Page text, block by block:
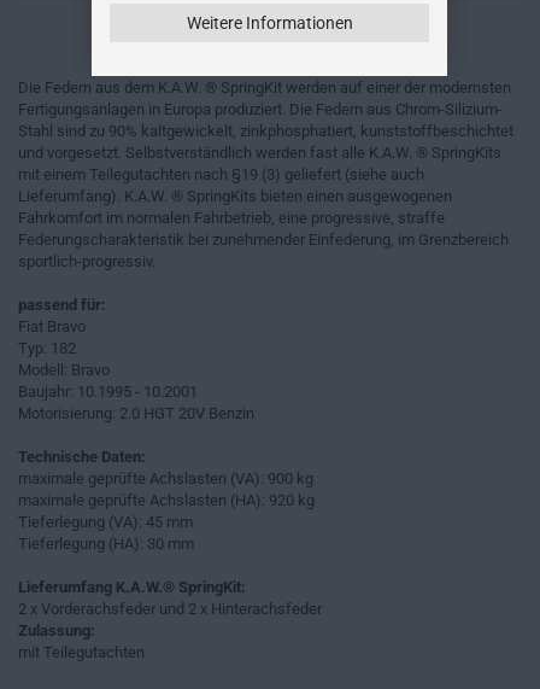
Weitere Informationen
Die Federn aus dem K.A.W. ® SpringKit werden auf einer der modernsten
Fertigungsanlagen in Europa produziert. Die Federn aus Chrom-Silizium-
Stahl sind zu 90% kaltgewickelt, zinkphosphatiert, kunststoffbeschichtet
und vorgesetzt. Selbstverständlich werden fast alle K.A.W. ® SpringKits
mit einem Teilegutachten nach §19 (3) geliefert (siehe auch
Lieferumfang). K.A.W. ® SpringKits bieten einen ausgewogenen
Fahrkomfort im normalen Fahrbetrieb, eine progressive, straffe
Federungscharakteristik bei zunehmender Einfederung, im Grenzbereich
sportlich-progressiv.
passend für:
Fiat Bravo
Typ: 182
Modell: Bravo
Baujahr: 10.1995 - 10.2001
Motorisierung: 2.0 HGT 20V Benzin
Technische Daten:
maximale geprüfte Achslasten (VA): 900 kg
maximale geprüfte Achslasten (HA): 920 kg
Tieferlegung (VA): 45 mm
Tieferlegung (HA): 30 mm
Lieferumfang K.A.W.® SpringKit:
2 x Vorderachsfeder und 2 x Hinterachsfeder
Zulassung:
mit Teilegutachten